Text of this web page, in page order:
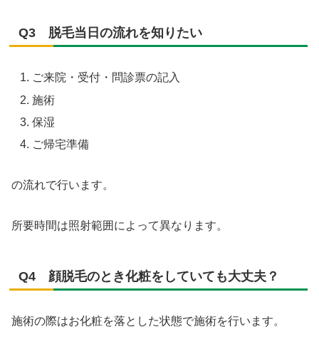
Q3 脱毛当日の流れを知りたい
ご来院・受付・問診票の記入
施術
保湿
ご帰宅準備
の流れで行います。
所要時間は照射範囲によって異なります。
Q4 顔脱毛のとき化粧をしていても大丈夫？
施術の際はお化粧を落とした状態で施術を行います。